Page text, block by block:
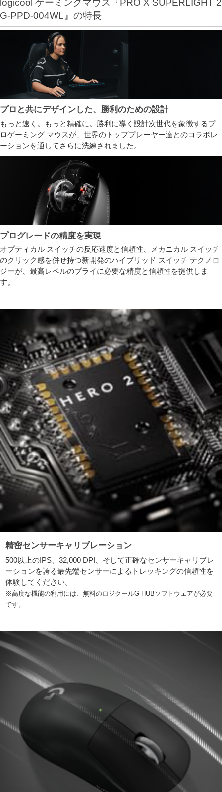
logicool ゲーミングマウス『PRO X SUPERLIGHT 2
G-PPD-004WL』の特長
プロと共にデザインした、勝利のための設計
もっと速く。もっと精確に。勝利に導く設計次世代を象徴するプ
ロゲーミング マウスが、世界のトッププレーヤー達とのコラボレ
ーションを通してさらに洗練されました。
プログレードの精度を実現
オプティカル スイッチの反応速度と信頼性、メカニカル スイッチ
のクリック感を併せ持つ新開発のハイブリッド スイッチ テクノロ
ジーが、最高レベルのプライに必要な精度と信頼性を提供しま
す。
精密センサーキャリブレーション
500以上のIPS、32,000 DPI、そして正確なセンサーキャリブレ
ーションを誇る最先端センサーによるトレッキングの信頼性を
体験してください。
※高度な機能の利用には、無料のロジクールG HUBソフトウェアが必要
です。